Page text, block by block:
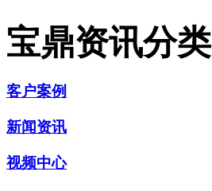
宝鼎资讯分类
客户案例
新闻资讯
视频中心